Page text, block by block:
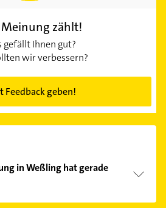
zählt!
gefällt Ihnen gut?
wir verbessern?
Feedback geben!
in Weßling hat gerade
Sie alleÖffnungszeiten.